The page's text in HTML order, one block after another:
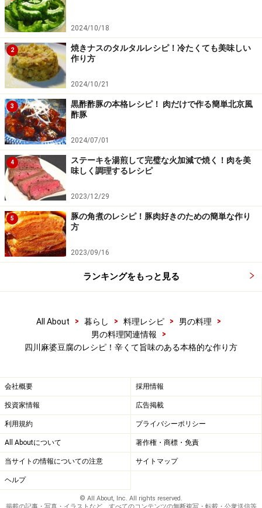
しばらく炒めていると、最初濁っていたオイルが透き通
ってきて、挽肉はパチパチと音をたてて縮んで硬くな
る。 これで肉が焦げ付く寸前ぐらいまでしっかりと炒め
ると旨みがましてくる。
4．肉をしっかりと炒めたら、豆板醤大さじ2を入れて香
りがしっかり立つよう炒める。
5．さらに、にんにく、甜麺醤大さじ1、 刻んだ豆鼓大さ
じ1を加え、全体を玉杓子で鍋肌にすりつけるように混
ぜて、焦げ付くぎりぎりのところまで炒めてしっかりと
香りを出す。
この最初の炒めは、焦げ付くぎりぎりのところでしっか
りと炒めて材料全体の水分をとばし、香りを立てるのが
大切だが、なかなか火加減が難しい。 慣れない場合は、
材料を加えるときなどいったん火を弱めて、様子を見な
がら火加減を調節すればよい。「ちょっとやりすぎか
鍋にスープを入れ、紹興酒大さじ2、醤油大さじ1、
みじん切りのねぎを加え、強火でいったん沸騰したら温
めておいた豆腐を加える。
から、玉杓子1/3ほどの水溶き片栗粉を回しいれて、豆
腐がくずれないように玉杓子で全体をそっと混ぜ合わせ
ていく。
豆腐をあたためずに入れた場合は、しばらく中火で煮立
てながら豆腐に火を通していく。
適度なとろみがついたら、しばらく煮立てて、最後
2024/10/18
2
焼きナスのタルタルレシピ！冷たくても美味しい
作り方
2024/10/21
3
黒酢酢豚の本格レシピ！ 肉だけで作る簡単北京風
酢豚
2024/07/01
4
ステーキを湯煎して完璧な火加減で焼く！肉を美
味しく調理するレシピ
2023/12/29
5
豚の角煮のレシピ！豚肉好きのための簡単な作り
方
2023/09/16
ランキングをもっと見る
All About > 暮らし > 料理レシピ > 男の料理
>
男の料理関連情報
>
四川麻婆豆腐のレシピ！辛くて旨味のある本格的な作り方
会社概要 採用情報
投資家情報 広告掲載
利用規約 プライバシーポリシー
All Aboutについて 著作権・商標・免責
当サイトの情報についての注意 サイトマップ
ヘルプ
© All About, Inc. All rights reserved.
掲載の記事・写真・イラストなど、すべてのコンテンツの無断複写・転載・公衆送信等